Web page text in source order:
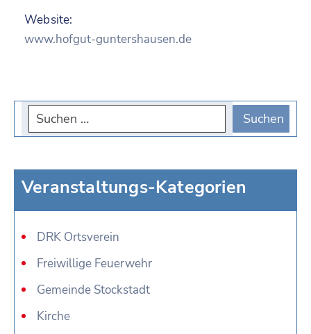
Website:
www.hofgut-guntershausen.de
Veranstaltungs-Kategorien
DRK Ortsverein
Freiwillige Feuerwehr
Gemeinde Stockstadt
Kirche